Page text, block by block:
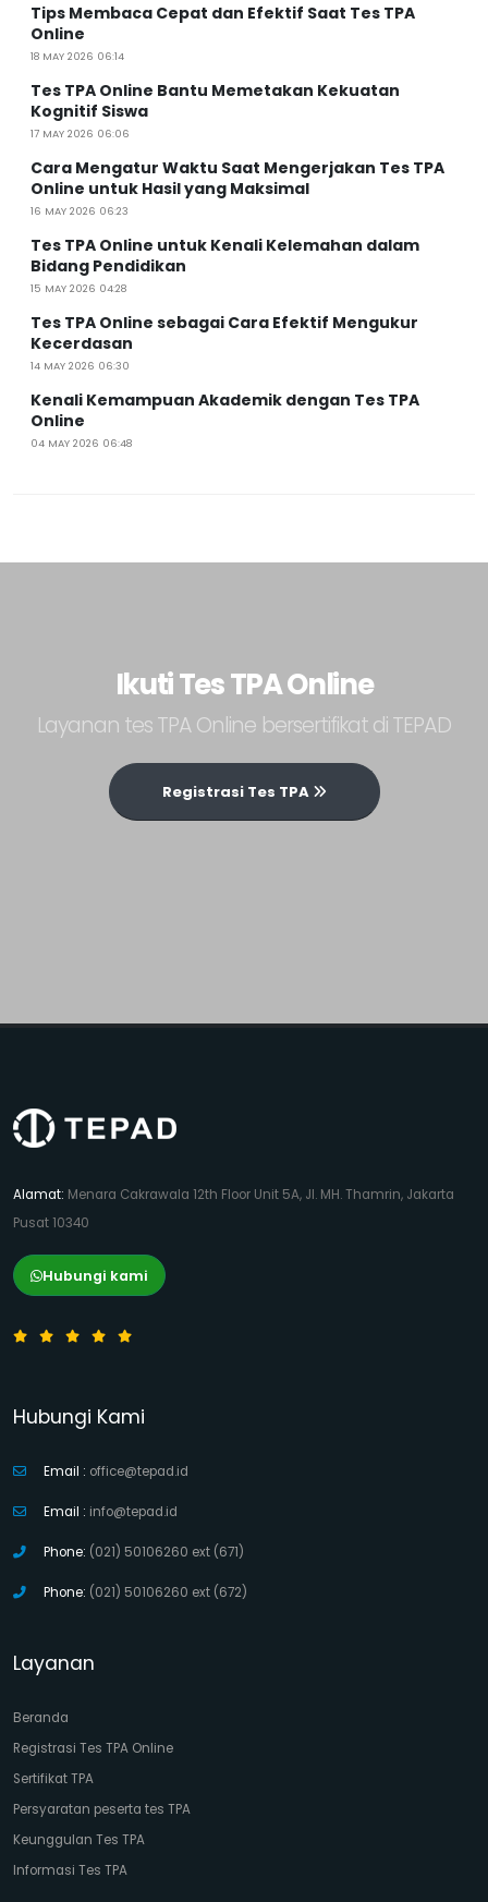
Tips Membaca Cepat dan Efektif Saat Tes TPA
Online
18 MAY 2026 06:14
Tes TPA Online Bantu Memetakan Kekuatan
Kognitif Siswa
17 MAY 2026 06:06
Cara Mengatur Waktu Saat Mengerjakan Tes TPA
Online untuk Hasil yang Maksimal
16 MAY 2026 06:23
Tes TPA Online untuk Kenali Kelemahan dalam
Bidang Pendidikan
15 MAY 2026 04:28
Tes TPA Online sebagai Cara Efektif Mengukur
Kecerdasan
14 MAY 2026 06:30
Kenali Kemampuan Akademik dengan Tes TPA
Online
04 MAY 2026 06:48
Ikuti Tes TPA Online
Layanan tes TPA Online bersertifikat di TEPAD
Registrasi Tes TPA
Alamat: Menara Cakrawala 12th Floor Unit 5A, Jl. MH. Thamrin, Jakarta
Pusat 10340
Hubungi kami
Hubungi Kami
Email : office@tepad.id
Email : info@tepad.id
Phone: (021) 50106260 ext (671)
Phone: (021) 50106260 ext (672)
Layanan
Beranda
Registrasi Tes TPA Online
Sertifikat TPA
Persyaratan peserta tes TPA
Keunggulan Tes TPA
Informasi Tes TPA